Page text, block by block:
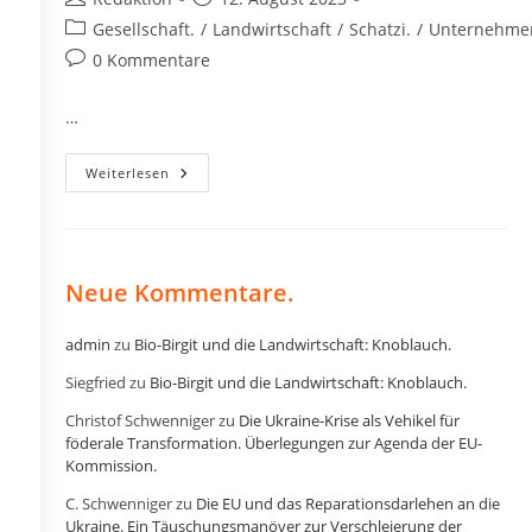
Autor:
veröffentlicht:
Beitrags-
Kategorie:
Gesellschaft. / Landwirtschaft / Schatzi. /
Beitrags-
0 Kommentare
…
Weiterlesen Die
Pension.
Neue Kommentare.
admin zu Bio-Birgit und die Landwirtschaft: Knoblauch.
Siegfried zu Bio-Birgit und die Landwirtschaft: Knoblauch.
Christof Schwennigerzu Die Ukraine-Krise als Vehikel für
föderale Transformation. Überlegungen zur Agenda der EU-
Kommission.
C. Schwennigerzu Die EU und das Reparationsdarlehen an die
Ukraine. Ein Täuschungsmanöver zur Verschleierung der